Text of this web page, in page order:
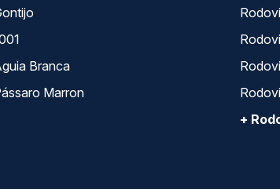
Branca
Marron
+